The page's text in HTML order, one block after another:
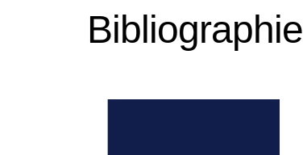
Bibliographie